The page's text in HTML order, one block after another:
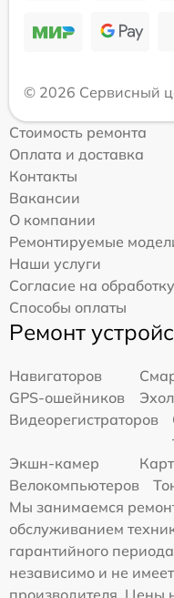
© 2026 Сервисный
Стоимость ремонта
Оплата и доставка
Контакты
Вакансии
О компании
Ремонтируемые
Наши услуги
Согласие на
Способы оплаты
Ремонт
Навигаторов
GPS-ошейников
Видеорегистраторов
Экшн-камер
Велокомпьютеров
Мы занимаемся
обслуживанием
гарантийного
независимо и не